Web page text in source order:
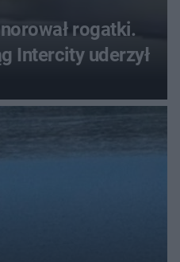
rogatki.
Intercity uderzył